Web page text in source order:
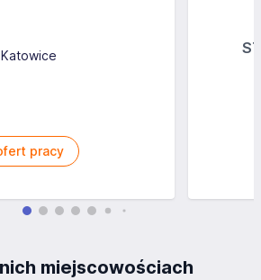
Katowice
pracy
miejscowościach